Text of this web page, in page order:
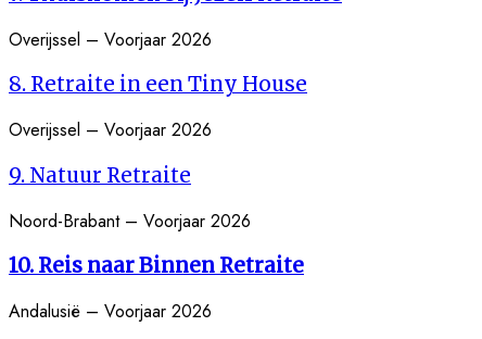
Overijssel – Voorjaar 2026
8. Retraite in een Tiny House
Overijssel – Voorjaar 2026
9. Natuur Retraite
Noord-Brabant – Voorjaar 2026
10. Reis naar Binnen Retraite
Andalusië – Voorjaar 2026